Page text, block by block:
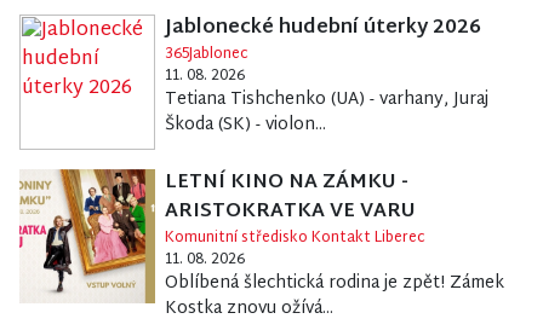
Jablonecké hudební úterky 2026
365Jablonec
11. 08. 2026
Tetiana Tishchenko (UA) - varhany, Juraj
Škoda (SK) - violon...
LETNÍ KINO NA ZÁMKU -
ARISTOKRATKA VE VARU
Komunitní středisko Kontakt Liberec
11. 08. 2026
Oblíbená šlechtická rodina je zpět! Zámek
Kostka znovu ožívá...